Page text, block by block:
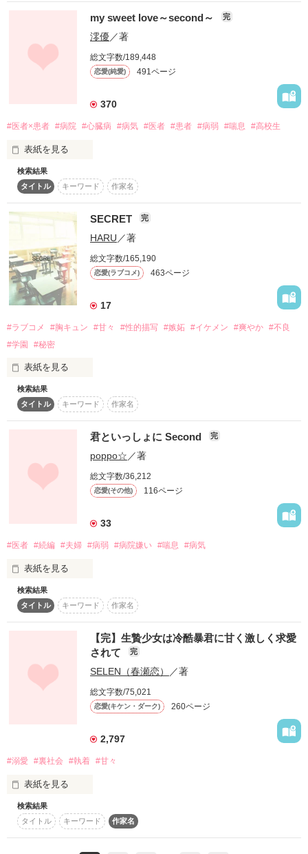
LOVE GAME - Start -
つ〜様、一ノ瀬美桜様
蓮嘩様、るぉな様、CoCoLo様
ほふこお様、CoCoLo様
素敵なレビューありがとうございます!!
他､本棚inをしてくれた方々
本当にありがとうございます＊
六花を目の敵にしてくる男がいた
＂二人は犬猿の仲＂
それこそが周知の事実
だけど卒業が迫ったある日ーー
誰にも見られないように
初めてちゃんと話したあの日……
彼は六花を抱きながら別の女性の
名前を呼び続けた
それはきっと彼が好きだった人の名前のはず
それから五年後ーー
同棲していた恋人と別れて
家を飛び出した六花の前に現れたのは
かつて＂犬猿の仲＂だった彼だった
落ち込んでいた六花に
彼はこう提案する
「俺が結婚してやろうか？ 試しに一カ月、疑似恋愛してみない
渋々了承した六花
しかし疑似恋愛期間がまだ残っているのに
妊娠していることが判明し
彼の元から逃げ出してしまう
出産を経て、シングルマザーとして
子どもを育ててた六花
仕事の関係で参加したパーティーで
阿坂 六花（28）
×
貴島 宗吾（28）
「今度こそ逃さないから」
彼の元を飛び出したあの日
残された疑似恋愛期間の一週間が
なかなか素直になれない二人だったが……
＊エブリスタにも投稿しています。
＊表紙はガーリードロップ様にお借りしています。
my sweet love～second～ 完
澪優／著
総文字数/189,448
恋愛(純愛) 491ページ
370
#医者×患者 #病院 #心臓病 #病気 #医者 #患者 #病弱 #喘息 #高校生
表紙を見る
my sweet love第２段！！
お待たせしました(*_*)
６人がくりなす
甘い甘いラブストーリー
全作に引き続きですが
この作品は my sweet loveの
続きの作品となります
my sweet loveを
先にお読みください(●´ω｀●)
2013年4月1日～2016年1月24日
柴崎 心花様
ありがとうございます
作品を読む
検索結果
タイトル
キーワード 作家名
SECRET 完
HARU ／著
総文字数/165,190
恋愛(ラブコメ) 463ページ
17
#ラブコメ #胸キュン #甘々 #性的描写 #嫉妬 #イケメン #爽やか #不良
#学園
#秘密
表紙を見る
「俺、菜美(なみ）ちゃんの事、好きだよ」
顔を赤らめて爽やかな同級生の都(みや）君に
告白されたその日から私の甘い日常が…
なんて、現実はそう甘くはない。
「「「菜美に彼氏なんか出来たら殺す」」」
この家族マジでおっかなすぎるんだけど！？
そして誰か私を助けて！？
🌟TRAPの続きの作品になります！
どちらから読んでも大丈夫です！
検索結果
タイトル
キーワード 作家名
君といっしょに Second 完
poppo☆／著
総文字数/36,212
恋愛(その他) 116ページ
33
#医者 #続編 #夫婦 #病弱 #病院嫌い #喘息 #病気
表紙を見る
高橋 結菜
重い病気は治ったが、体が少し弱い
優しくて思いやりのある医者
結菜のことを1番に愛している。
リクエストも募集しているので
感想ノートにお願いします
検索結果
タイトル
キーワード 作家名
【完】生贄少女は冷酷暴君に甘く激しく求愛
されて
完
SELEN（春瀬恋） ／著
総文字数/75,021
恋愛(キケン・ダーク) 260ページ
2,797
#溺愛 #裏社会 #執着 #甘々
表紙を見る
ある日借金代わりに売られた私
検索結果
タイトル
キーワード 作家名